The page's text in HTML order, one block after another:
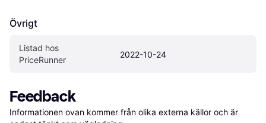
Övrigt
Listad hos
PriceRunner
2022-10-24
Feedback
Informationen ovan kommer från olika externa källor och är